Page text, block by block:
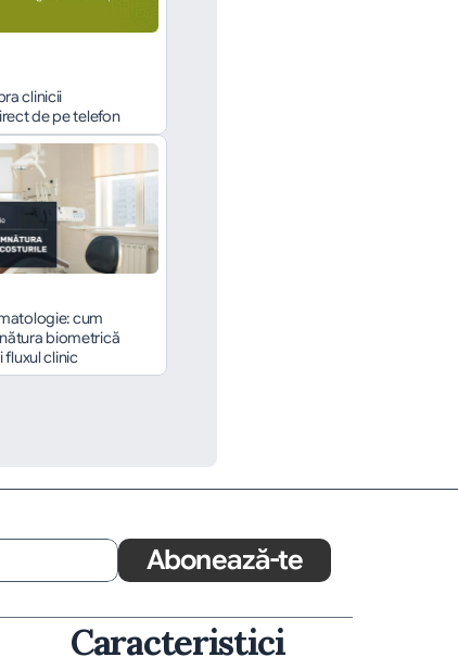
clinicii
de pe telefon
cum
biometrică
fluxul clinic
Abonează-te
Caracteristici